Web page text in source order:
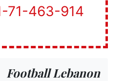
71-463-914
Football Lebanon